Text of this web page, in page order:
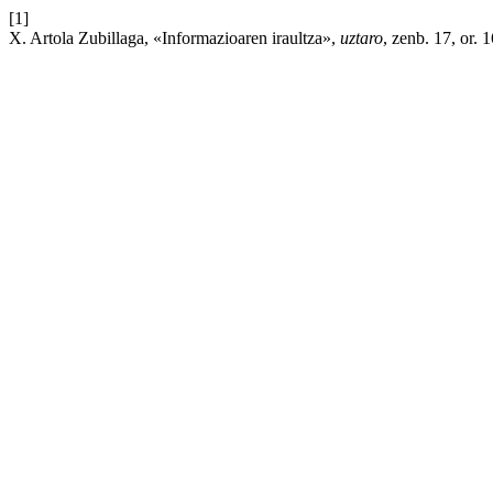
[1]
X. Artola Zubillaga, «Informazioaren iraultza», uztaro, zenb. 17, or.